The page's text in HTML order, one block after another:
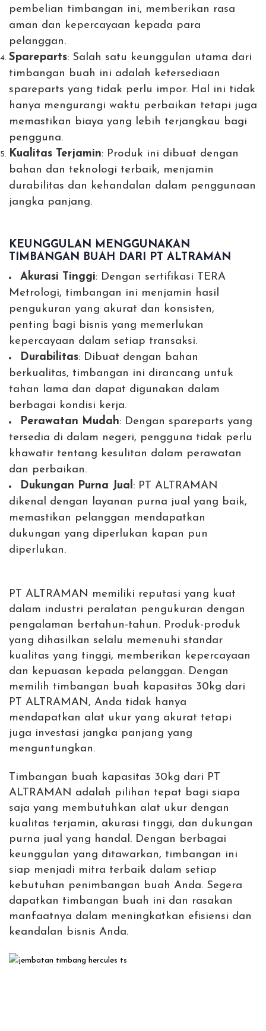
pembelian timbangan ini, memberikan rasa
aman dan kepercayaan kepada para
pelanggan.
Spareparts: Salah satu keunggulan utama dari
timbangan buah ini adalah ketersediaan
spareparts yang tidak perlu impor. Hal ini tidak
hanya mengurangi waktu perbaikan tetapi juga
memastikan biaya yang lebih terjangkau bagi
pengguna.
Kualitas Terjamin: Produk ini dibuat dengan
bahan dan teknologi terbaik, menjamin
durabilitas dan kehandalan dalam penggunaan
jangka panjang.
KEUNGGULAN MENGGUNAKAN
TIMBANGAN BUAH DARI PT ALTRAMAN
Akurasi Tinggi: Dengan sertifikasi TERA
Metrologi, timbangan ini menjamin hasil
pengukuran yang akurat dan konsisten,
penting bagi bisnis yang memerlukan
kepercayaan dalam setiap transaksi.
Durabilitas: Dibuat dengan bahan
berkualitas, timbangan ini dirancang untuk
tahan lama dan dapat digunakan dalam
berbagai kondisi kerja.
Perawatan Mudah: Dengan spareparts yang
tersedia di dalam negeri, pengguna tidak perlu
khawatir tentang kesulitan dalam perawatan
dan perbaikan.
Dukungan Purna Jual : PT ALTRAMAN
dikenal dengan layanan purna jual yang baik,
memastikan pelanggan mendapatkan
dukungan yang diperlukan kapan pun
diperlukan.
PT ALTRAMAN memiliki reputasi yang kuat
dalam industri peralatan pengukuran dengan
pengalaman bertahun-tahun. Produk-produk
yang dihasilkan selalu memenuhi standar
kualitas yang tinggi, memberikan kepercayaan
dan kepuasan kepada pelanggan. Dengan
memilih timbangan buah kapasitas 30kg dari
PT ALTRAMAN, Anda tidak hanya
mendapatkan alat ukur yang akurat tetapi
juga investasi jangka panjang yang
menguntungkan.
Timbangan buah kapasitas 30kg dari PT
ALTRAMAN adalah pilihan tepat bagi siapa
saja yang membutuhkan alat ukur dengan
kualitas terjamin, akurasi tinggi, dan dukungan
purna jual yang handal. Dengan berbagai
keunggulan yang ditawarkan, timbangan ini
siap menjadi mitra terbaik dalam setiap
kebutuhan penimbangan buah Anda. Segera
dapatkan timbangan buah ini dan rasakan
manfaatnya dalam meningkatkan efisiensi dan
keandalan bisnis Anda.